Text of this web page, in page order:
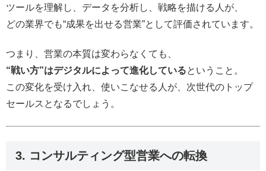
ツールを理解し、データを分析し、戦略を描ける人が、
どの業界でも“成果を出せる営業”として評価されています。
つまり、営業の本質は変わらなくても、
“戦い方”はデジタルによって進化しているということ。
この変化を受け入れ、使いこなせる人が、次世代のトップ
セールスとなるでしょう。
3. コンサルティング型営業への転換